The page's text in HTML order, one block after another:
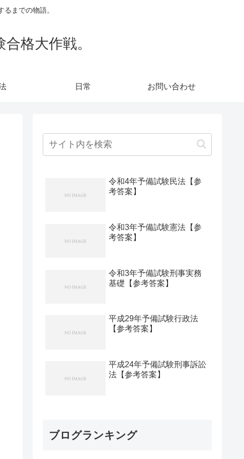
までの物語。
格大作戦。
日常 お問い合わせ
令和4年予備試験民法【参
考答案】
令和3年予備試験憲法【参
考答案】
令和3年予備試験刑事実務
基礎【参考答案】
平成29年予備試験行政法
【参考答案】
平成24年予備試験刑事訴訟
法【参考答案】
ブログランキング